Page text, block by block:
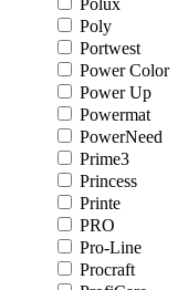
Polux
Poly
Portwest
Power Color
Power Up
Powermat
PowerNeed
Prime3
Princess
Printe
PRO
Pro-Line
Procraft